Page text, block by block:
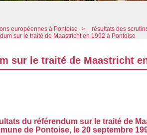
européennes à Pontoise >
résultats des
sur le traité de Maastricht en 1992 à Pontoise
sur le traité de Maastricht
du référendum sur le traité de
de Pontoise, le 20 septembre